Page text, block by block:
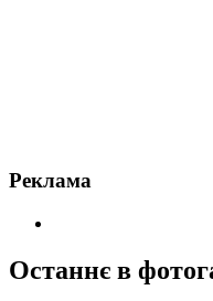
Реклама
Останнє в